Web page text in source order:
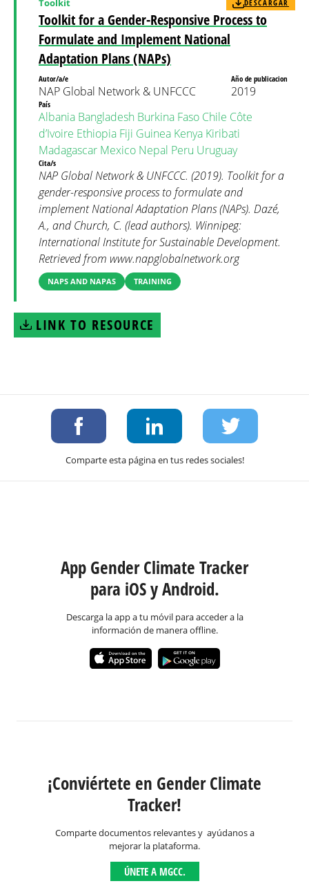
Toolkit for a Gender-Responsive Process to
Formulate and Implement National
Adaptation Plans (NAPs)
DESCARGAR
Autor/a/e
NAP Global Network & UNFCCC
Año de publicacion
2019
País
Albania Bangladesh Burkina Faso Chile Côte
d’Ivoire Ethiopia Fiji Guinea Kenya Kiribati
Madagascar Mexico Nepal Peru Uruguay
Cita/s
NAP Global Network & UNFCCC. (2019). Toolkit for a
gender-responsive process to formulate and
implement National Adaptation Plans (NAPs). Dazé,
A., and Church, C. (lead authors). Winnipeg:
International Institute for Sustainable Development.
Retrieved from www.napglobalnetwork.org
NAPS AND NAPAS TRAINING
LINK TO RESOURCE
Comparte esta página en tus redes sociales!
App Gender Climate Tracker
para iOS y Android.
Descarga la app a tu móvil para acceder a la
información de manera offline.
¡Conviértete en Gender Climate
Tracker!
Comparte documentos relevantes y ayúdanos a
mejorar la plataforma.
ÚNETE A MGCC.